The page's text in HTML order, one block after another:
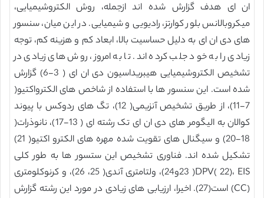
ان ای هدف گزارش شده اند ازجمله، روش الکتروشیمیایی،
میکروبالانس بلور کوارتز، رادیویی و شیمیایی. در این میان، سنسور
های دی ان ای به دلیل حساسیت بالا، ابعاد کم و هزینه کم، توجه
زیادی را به خود جلب کرده اند. تا به امروز، روش های زیادی در
تشخیص الکتروشیمیایی هیبریداسیون دی ان ای ( 3-6) گزارش
شده است. این سنسور ها با استفاده از شاخص های الکترواکتیو(
7-11)، از طریق تشخیص آنزیمی( 12)، تگ های ردوکس با پیوند
کوالان به الیگومر های دی ان ای تک رشته ای ( 13-17)، نانوذرات(
18-20) و سیگنال های تقویت شده مهره های الکترو اکتیو( 21)
تشکیل شده اند. فناوری تشخیص این ستسور ها به طور کلی
DPV( 22)، EIS( 23و24)، ولتامتری آندی( 25، 26)، و کرنوکلومتری
(CC) است(27). اخیرا، ارزیابی های زیادی در مورد این رشته گزارش